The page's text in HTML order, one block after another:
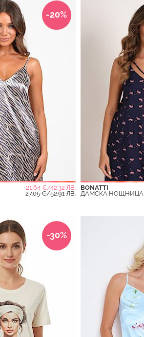
-20%
21.64 €/42.32 ЛВ.
27.05 €/52.91 ЛВ.
BONATTI
ДАМСКА НОЩНИЦА
-30%